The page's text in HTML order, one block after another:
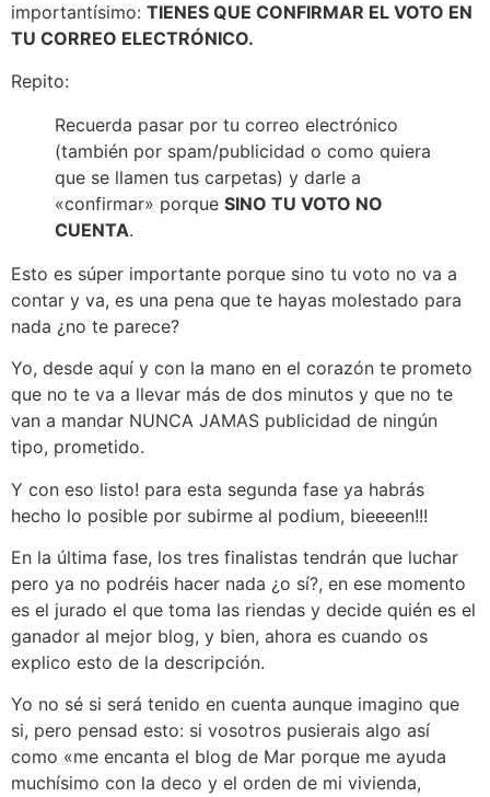
importantísimo: TIENES QUE CONFIRMAR EL VOTO EN
TU CORREO ELECTRÓNICO.
Repito:
Recuerda pasar por tu correo electrónico
(también por spam/publicidad o como quiera
que se llamen tus carpetas) y darle a
«confirmar» porque SINO TU VOTO NO
CUENTA.
Esto es súper importante porque sino tu voto no va a
contar y va, es una pena que te hayas molestado para
nada ¿no te parece?
Yo, desde aquí y con la mano en el corazón te prometo
que no te va a llevar más de dos minutos y que no te
van a mandar NUNCA JAMAS publicidad de ningún
tipo, prometido.
Y con eso listo! para esta segunda fase ya habrás
hecho lo posible por subirme al podium, bieeeen!!!
En la última fase, los tres finalistas tendrán que luchar
pero ya no podréis hacer nada ¿o sí?, en ese momento
es el jurado el que toma las riendas y decide quién es el
ganador al mejor blog, y bien, ahora es cuando os
explico esto de la descripción.
Yo no sé si será tenido en cuenta aunque imagino que
si, pero pensad esto: si vosotros pusierais algo así
como «me encanta el blog de Mar porque me ayuda
muchísimo con la deco y el orden de mi vivienda,